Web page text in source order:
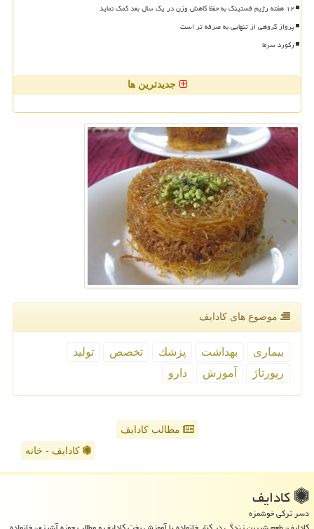
۱۲ هفته رژیم فستینگ به حفظ کاهش وزن در یک سال بعد کمک نماید
پرواز گروهی از تنهایی به صرفه تر است
رکورد سرما
جدیدترین ها
موضوع های كادایف
بیماری بهداشت پزشك تخصص
تولید
رپورتاژ
آموزش دارو
مطالب کادایف
کادایف - خانه
كادایف
دسر ترکی خوشمزه